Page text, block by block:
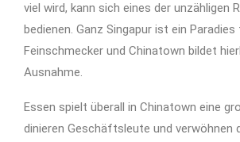
viel wird, kann sich eines der unzähligen
bedienen. Ganz Singapur ist ein
Feinschmecker und Chinatown bildet
Ausnahme.
Essen spielt überall in Chinatown eine
dinieren Geschäftsleute und verwöhnen